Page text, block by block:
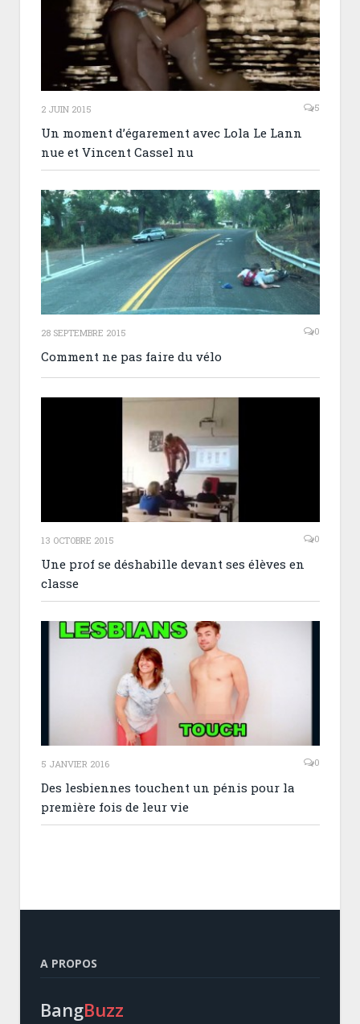
2 JUIN 2015 5
Un moment d’égarement avec Lola Le Lann
nue et Vincent Cassel nu
28 SEPTEMBRE 2015 0
Comment ne pas faire du vélo
13 OCTOBRE 2015 0
Une prof se déshabille devant ses élèves en
classe
5 JANVIER 2016 0
Des lesbiennes touchent un pénis pour la
première fois de leur vie
A PROPOS
BangBuzz